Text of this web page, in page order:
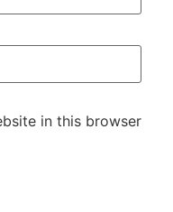
in this browser